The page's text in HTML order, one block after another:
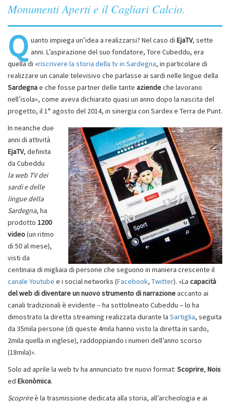
Monumenti Aperti e il Cagliari Calcio.
Q uanto impiega un’idea a realizzarsi? Nel caso di EjaTV, sette
anni. L’aspirazione del suo fondatore, Tore Cubeddu, era
quella di «riscrivere la storia della tv in Sardegna, in particolare di
realizzare un canale televisivo che parlasse ai sardi nelle lingue della
Sardegnae che fosse partner delle tante aziendeche lavorano
nell’isola», come aveva dichiarato quasi un anno dopo la nascita del
progetto, il 1° agosto del 2014, in sinergia con Sardex e Terra de Punt.
In neanche due
anni di attività
EjaTV, definita
da Cubeddu
la web TV dei
sardi e delle
lingue della
Sardegna, ha
prodotto 1200
video(un ritmo
di 50 al mese),
visti da
centinaia di migliaia di persone che seguono in maniera crescente il
canale Youtube e i social networks (Facebook, Twitter). «La capacità
del web di diventare un nuovo strumento di narrazioneaccanto ai
canali tradizionali è evidente – ha sottolineato Cubeddu – lo ha
dimostrato la diretta streaming realizzata durante la Sartiglia, seguita
da 35mila persone (di queste 4mila hanno visto la diretta in sardo,
2mila quella in inglese), raddoppiando i numeri dell’anno scorso
(18mila)».
Solo ad aprile la web tv ha annunciato tre nuovi format: Scoprire, Nois
ed Ekonòmica.
Scoprireè la trasmissione dedicata alla storia, all’archeologia e ai